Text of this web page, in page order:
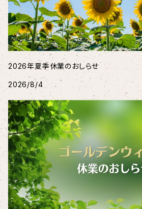
2026年夏季休業のおしらせ
2026/8/4